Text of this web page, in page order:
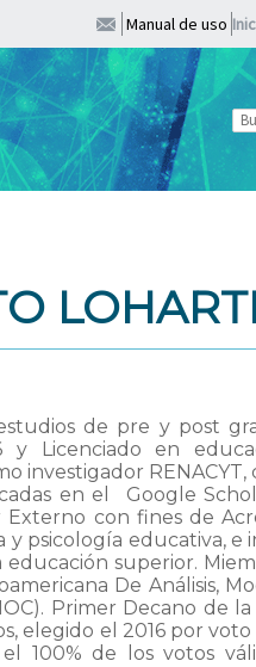
Manual de uso
de pre y post
y Licenciado en
investigador RENACYT,
en el Google
Externo con fines de
y psicología educativa, e
educación superior.
De Análisis,
Primer Decano de
elegido el 2016 por voto
100% de los votos